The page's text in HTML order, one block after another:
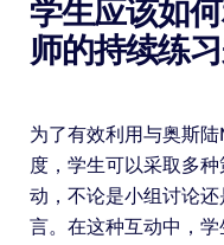
学生应该如
师的持续练
为了有效利用与奥斯
度，学生可以采取多
动，不论是小组讨论
言。在这种互动中，